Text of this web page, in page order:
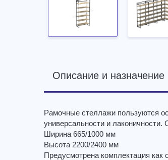
Описание и назначение
Рамочные стеллажи пользуются
универсальности и
Ширина 665/1000 мм
Высота 2200/2400 мм
Предусмотрена комплектация